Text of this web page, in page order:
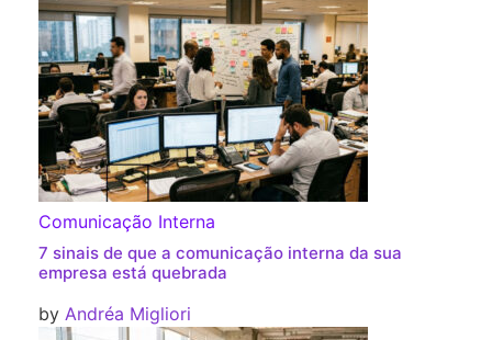
Comunicação Interna
7 sinais de que a comunicação interna da sua
empresa está quebrada
by Andréa Migliori